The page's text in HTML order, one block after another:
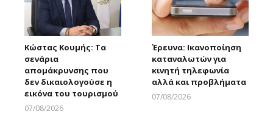
Κώστας Κουμής: Τα
σενάρια
απομάκρυνσης που
δεν δικαιολογούσε η
εικόνα του τουρισμού
07/08/2026
Έρευνα: Ικανοποίηση
καταναλωτών για
κινητή τηλεφωνία
αλλά και προβλήματα
07/08/2026